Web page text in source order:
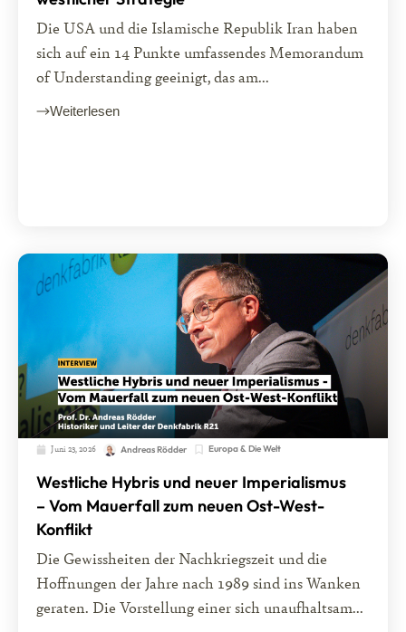
Die USA und die Islamische Republik Iran haben
sich auf ein 14 Punkte umfassendes Memorandum
of Understanding geeinigt, das am...
Weiterlesen
Juni 23, 2026 Andreas Rödder Europa & Die Welt
Westliche Hybris und neuer Imperialismus
– Vom Mauerfall zum neuen Ost-West-
Konflikt
Die Gewissheiten der Nachkriegszeit und die
Hoffnungen der Jahre nach 1989 sind ins Wanken
geraten. Die Vorstellung einer sich unaufhaltsam...